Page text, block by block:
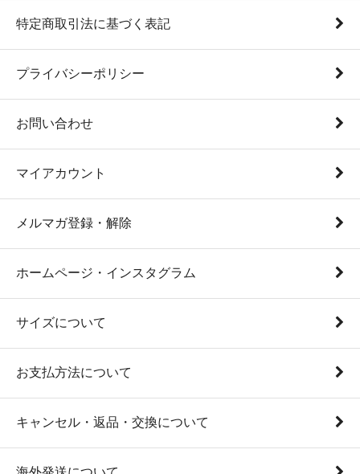
特定商取引法に基づく表記
プライバシーポリシー
お問い合わせ
マイアカウント
メルマガ登録・解除
ホームページ・インスタグラム
サイズについて
お支払方法について
キャンセル・返品・交換について